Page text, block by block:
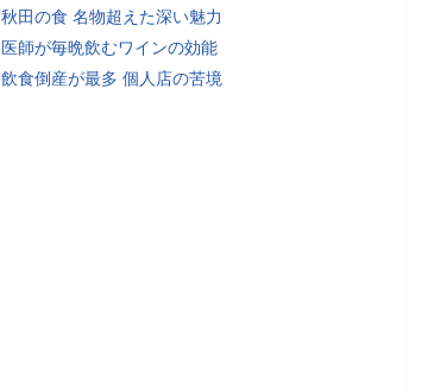
秋田の食 名物超えた深い魅力
医師が毎晩飲むワインの効能
飲食倒産が最多 個人店の苦境